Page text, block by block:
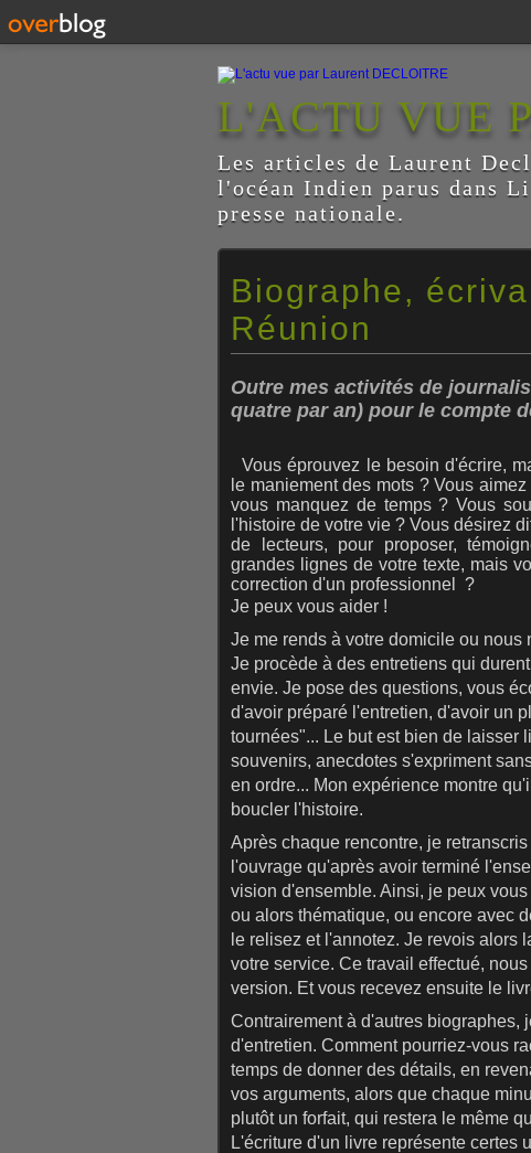
L'ACTU VUE
Les articles de Laurent
l'océan Indien parus dans
presse nationale.
Biographe,
Réunion
Outre mes activités de
quatre par an) pour le compte
Vous éprouvez le besoin d'écrire,
le maniement des mots ?Vous
vous manquez de temps ?Vous
l'histoire de votre vie ? Vous désirez
de lecteurs, pour proposer,
grandes lignes de votre texte, mais
correction d'un professionnel ?
Je peux vous aider !
Je me rends à votre domicile ou
Je procède à des entretiens qui
envie. Je pose des questions, vous
d'avoir préparé l'entretien, d'avoir un
tournées"... Le but est bien de laisser
souvenirs, anecdotes s'expriment
en ordre... Mon expérience montre
boucler l'histoire.
Après chaque rencontre, je
l'ouvrage qu'après avoir terminé
vision d'ensemble. Ainsi, je peux
ou alors thématique, ou encore avec
le relisez et l'annotez. Je revois alors
votre service. Ce travail effectué,
version. Et vous recevez ensuite le
Contrairement à d'autres biographes,
d'entretien. Comment pourriez-vous
temps de donner des détails, en
vos arguments, alors que chaque
plutôt un forfait, qui restera le même
L'écriture d'un livre représente certes